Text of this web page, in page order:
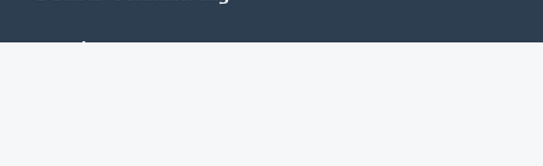
Zurich